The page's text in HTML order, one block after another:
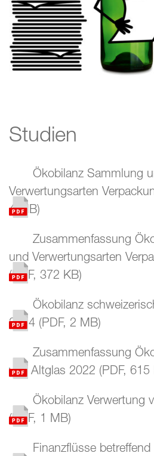
Portrait
Organisation
Studien
Links
Studien
Ökobilanz Sammlung
Verwertungsarten
4 MB)
Zusammenfassung
und Verwertungsarten
(PDF, 372 KB)
Ökobilanz
2024 (PDF, 2 MB)
Zusammenfassung
von Altglas 2022 (PDF, 615
Ökobilanz Verwertung
(PDF, 1 MB)
Finanzflüsse